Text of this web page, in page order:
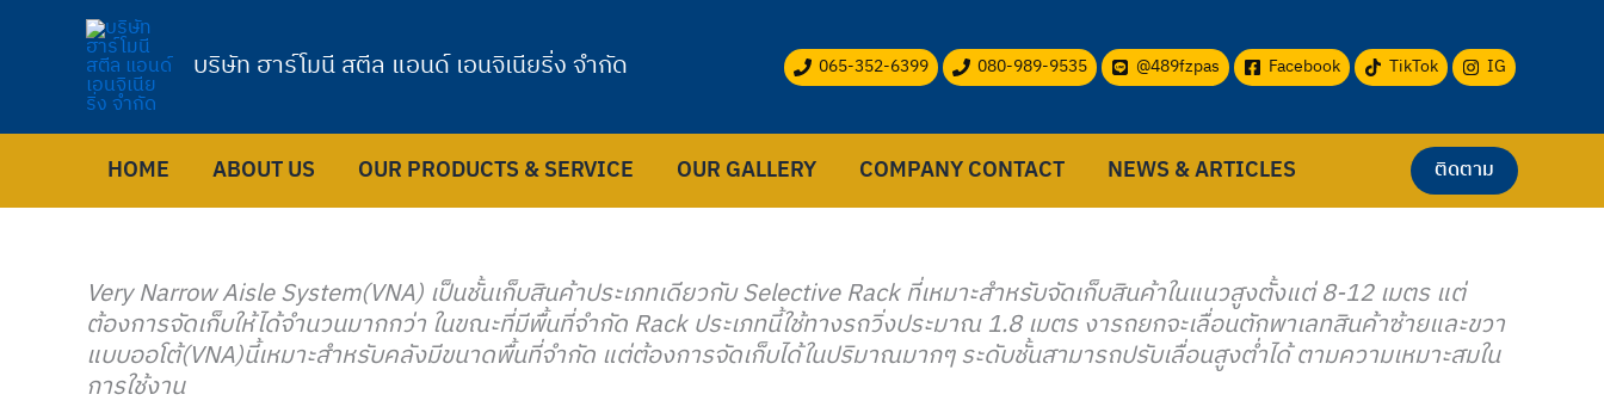
บริษัท ฮาร์โมนี สตีล แอนด์ เอนจิเนียริ่ง จำกัด 065-352-6399 080-989-9535 @489fzpas Facebook TikTok IG
HOME ABOUT US OUR PRODUCTS & SERVICE OUR GALLERY COMPANY CONTACT NEWS & ARTICLES ติดตาม
Very Narrow Aisle System(VNA) เป็นชั้นเก็บสินค้าประเภทเดียวกับ Selective Rack ที่เหมาะสำหรับจัดเก็บสินค้าในแนวสูงตั้งแต่ 8-12 เมตร แต่
ต้องการจัดเก็บให้ได้จำนวนมากกว่า ในขณะที่มีพื้นที่จำกัด Rack ประเภทนี้ใช้ทางรถวิ่งประมาณ 1.8 เมตร งารถยกจะเลื่อนตักพาเลทสินค้าซ้ายและขวา
แบบออโต้(VNA)นี้เหมาะสำหรับคลังมีขนาดพื้นที่จำกัด แต่ต้องการจัดเก็บได้ในปริมาณมากๆ ระดับชั้นสามารถปรับเลื่อนสูงตํ่าได้ ตามความเหมาะสมใน
การใช้งาน